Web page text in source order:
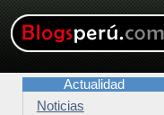
Actualidad
Noticias